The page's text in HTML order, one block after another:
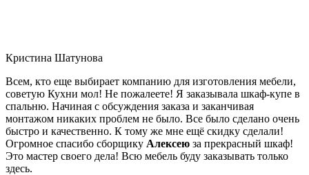
Кристина Шатунова
Всем, кто еще выбирает компанию для изготовления мебели,
советую Кухни мол! Не пожалеете! Я заказывала шкаф-купе в
спальню. Начиная с обсуждения заказа и заканчивая
монтажом никаких проблем не было. Все было сделано очень
быстро и качественно. К тому же мне ещё скидку сделали!
Огромное спасибо сборщику Алексею за прекрасный шкаф!
Это мастер своего дела! Всю мебель буду заказывать только
здесь.